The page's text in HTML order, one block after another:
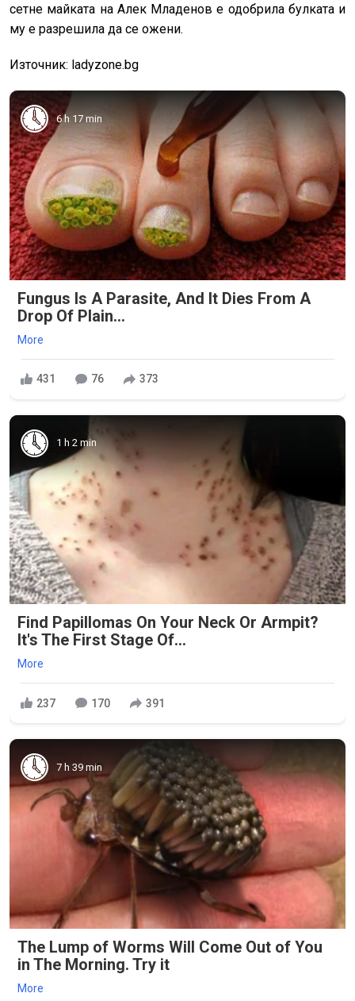
сетне майката на Алек Младенов е одобрила булката и
му е разрешила да се ожени.
Източник: ladyzone.bg
6 h 17 min
Fungus Is A Parasite, And It Dies From A
Drop Of Plain...
More
431 76 373
1 h 2 min
Find Papillomas On Your Neck Or Armpit?
It's The First Stage Of...
More
237 170 391
7 h 39 min
The Lump of Worms Will Come Out of You
in The Morning. Try it
More